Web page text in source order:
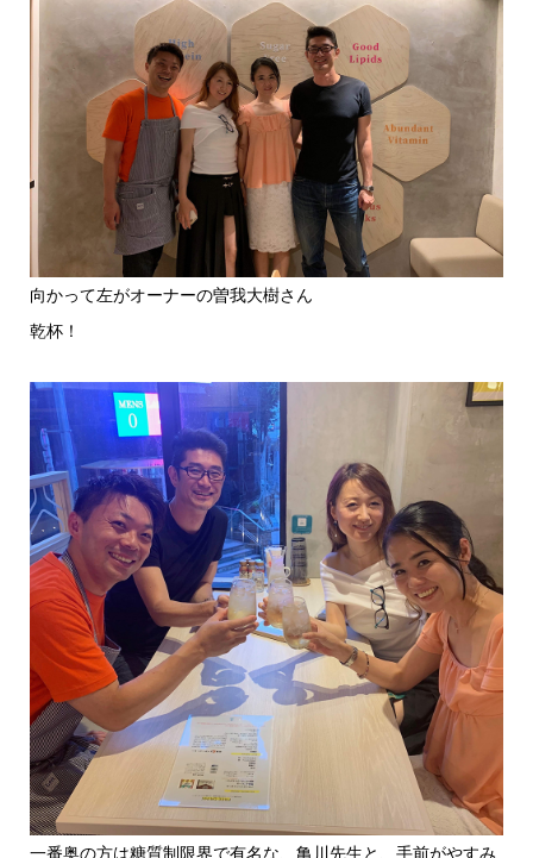
向かって左がオーナーの曽我大樹さん
乾杯！
一番奥の方は糖質制限界で有名な、亀川先生と、手前がやすみ